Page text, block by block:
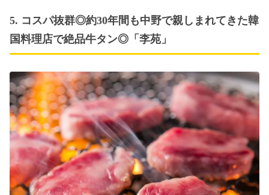
5. コスパ抜群◎約30年間も中野で親しまれてきた韓
国料理店で絶品牛タン◎「李苑」